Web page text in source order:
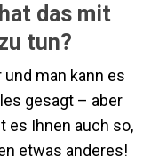
das mit
tun?
man kann es
gesagt – aber
es Ihnen auch so,
etwas anderes!